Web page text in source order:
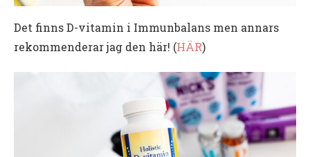
Det finns D-vitamin i Immunbalans men annars
rekommenderar jag den här! (HÄR)